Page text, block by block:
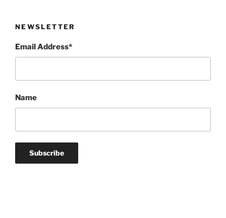
NEWSLETTER
Email Address*
Name